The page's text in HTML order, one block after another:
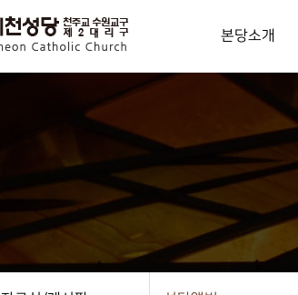
본당소개
사목방침
역대성직자/총회장
연혁
본당사무실안내
성당오시는 길